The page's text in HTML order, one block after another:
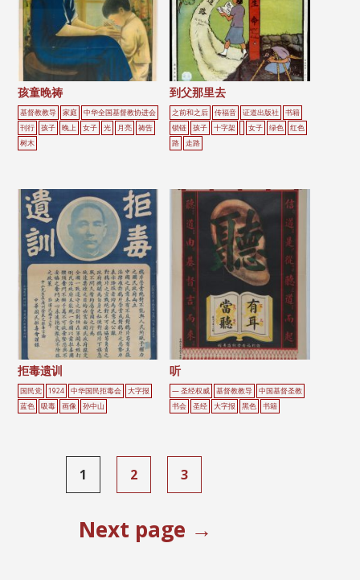
孩童晚祷
基督教教导 家庭
中华全国基督教协进会
刊行
孩子 晚上 女子 光 月亮
祷告
树木
到父那里去
之前和之后 传福音 证道出版社
书籍
锁链
孩子 十字架 女子 绿色
红色
路
走路
拒毒遗训
国民党 1924 中华国民拒毒会
大字报
蓝色
吸毒 画像 孙中山
听
— 圣经权威 基督教教导
中国基督圣教
书会
圣经 大字报 黑色 书籍
1 2 3
Next page →